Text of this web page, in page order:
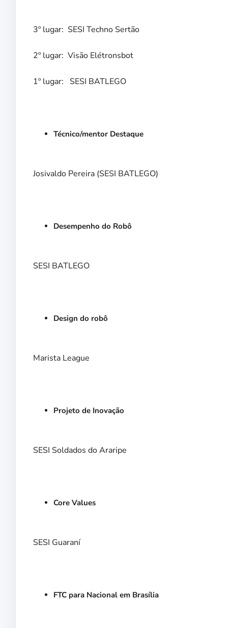
3º lugar: SESI Techno Sertão
2º lugar: Visão Elétronsbot
1º lugar: SESI BATLEGO
Técnico/mentor Destaque
Josivaldo Pereira (SESI BATLEGO)
Desempenho do Robô
SESI BATLEGO
Design do robô
Marista League
Projeto de Inovação
SESI Soldados do Araripe
Core Values
SESI Guaraní
FTC para Nacional em Brasília